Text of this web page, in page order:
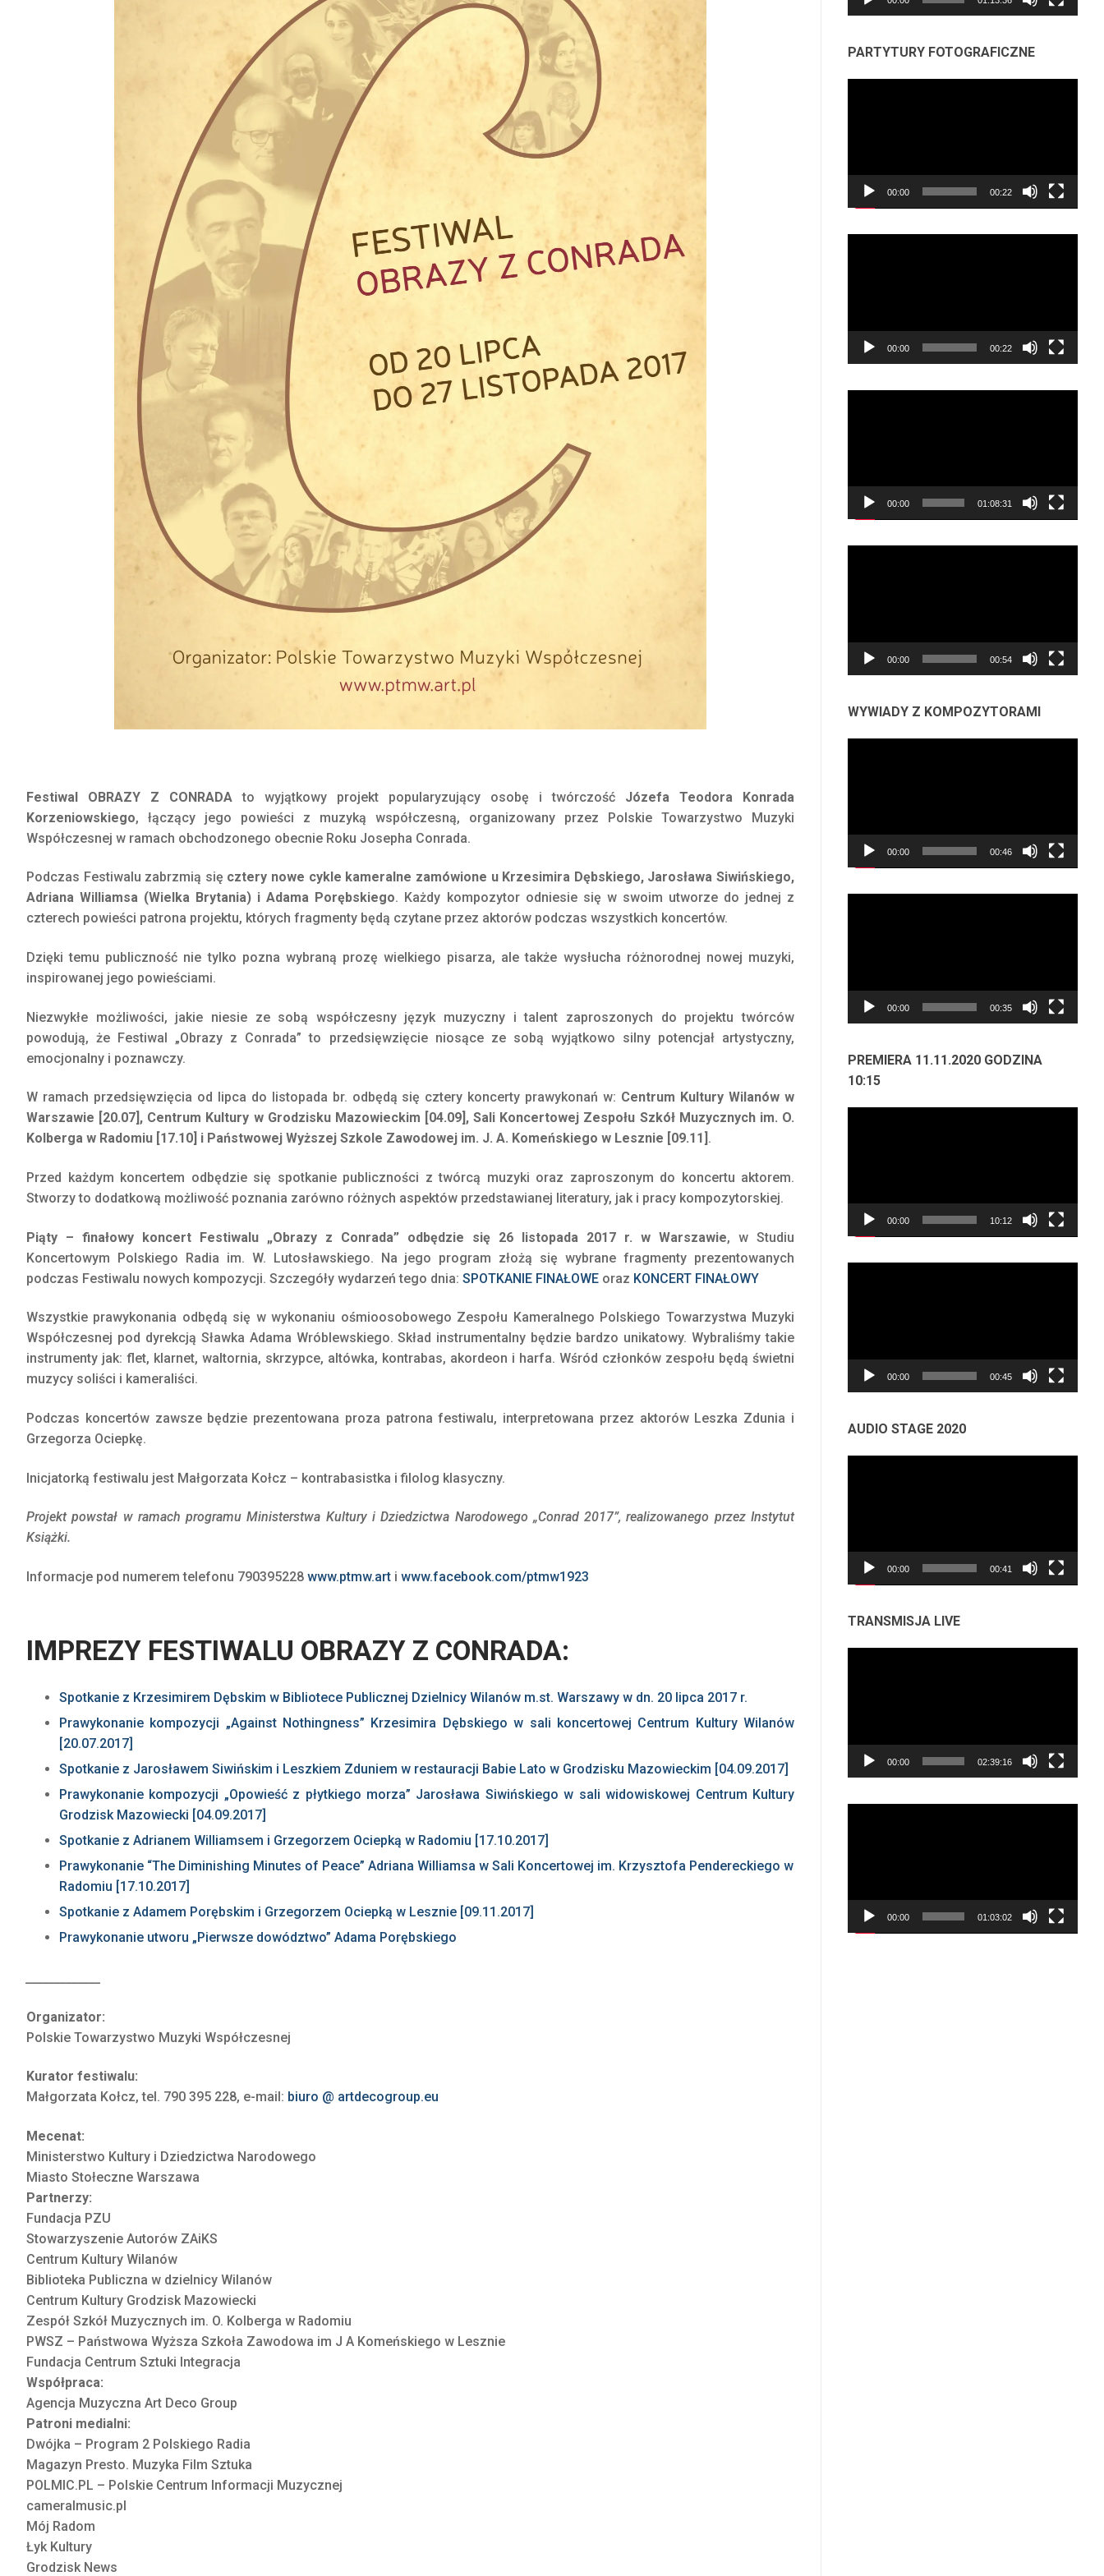
Festiwal OBRAZY Z CONRADA to wyjątkowy projekt popularyzujący osobę i twórczość Józefa Teodora Konrada
Korzeniowskiego, łączący jego powieści z muzyką współczesną, organizowany przez Polskie Towarzystwo Muzyki
Współczesnej w ramach obchodzonego obecnie Roku Josepha Conrada.
Podczas Festiwalu zabrzmią się cztery nowe cykle kameralne zamówione u Krzesimira Dębskiego, Jarosława Siwińskiego,
Adriana Williamsa (Wielka Brytania) i Adama Porębskiego. Każdy kompozytor odniesie się w swoim utworze do jednej z
czterech powieści patrona projektu, których fragmenty będą czytane przez aktorów podczas wszystkich koncertów.
Dzięki temu publiczność nie tylko pozna wybraną prozę wielkiego pisarza, ale także wysłucha różnorodnej nowej muzyki,
inspirowanej jego powieściami.
Niezwykłe możliwości, jakie niesie ze sobą współczesny język muzyczny i talent zaproszonych do projektu twórców
powodują, że Festiwal „Obrazy z Conrada” to przedsięwzięcie niosące ze sobą wyjątkowo silny potencjał artystyczny,
emocjonalny i poznawczy.
W ramach przedsięwzięcia od lipca do listopada br. odbędą się cztery koncerty prawykonań w: Centrum Kultury Wilanów w
Warszawie [20.07], Centrum Kultury w Grodzisku Mazowieckim [04.09], Sali Koncertowej Zespołu Szkół Muzycznych im. O.
Kolberga w Radomiu [17.10] i Państwowej Wyższej Szkole Zawodowej im. J. A. Komeńskiego w Lesznie [09.11] .
Przed każdym koncertem odbędzie się spotkanie publiczności z twórcą muzyki oraz zaproszonym do koncertu aktorem.
Stworzy to dodatkową możliwość poznania zarówno różnych aspektów przedstawianej literatury, jak i pracy kompozytorskiej.
Piąty – finałowy koncert Festiwalu „Obrazy z Conrada” odbędzie się 26 listopada 2017 r. w Warszawie, w Studiu
Koncertowym Polskiego Radia im. W. Lutosławskiego. Na jego program złożą się wybrane fragmenty prezentowanych
podczas Festiwalu nowych kompozycji. Szczegóły wydarzeń tego dnia: SPOTKANIE FINAŁOWE oraz KONCERT FINAŁOWY
Wszystkie prawykonania odbędą się w wykonaniu ośmioosobowego Zespołu Kameralnego Polskiego Towarzystwa Muzyki
Współczesnej pod dyrekcją Sławka Adama Wróblewskiego. Skład instrumentalny będzie bardzo unikatowy. Wybraliśmy takie
instrumenty jak: flet, klarnet, waltornia, skrzypce, altówka, kontrabas, akordeon i harfa. Wśród członków zespołu będą świetni
muzycy soliści i kameraliści.
Podczas koncertów zawsze będzie prezentowana proza patrona festiwalu, interpretowana przez aktorów Leszka Zdunia i
Grzegorza Ociepkę.
Inicjatorką festiwalu jest Małgorzata Kołcz – kontrabasistka i filolog klasyczny.
Projekt powstał w ramach programu Ministerstwa Kultury i Dziedzictwa Narodowego „Conrad 2017”, realizowanego przez Instytut
Książki.
Informacje pod numerem telefonu 790395228 www.ptmw.art i www.facebook.com/ptmw1923
IMPREZY FESTIWALU OBRAZY Z CONRADA:
Spotkanie z Krzesimirem Dębskim w Bibliotece Publicznej Dzielnicy Wilanów m.st. Warszawy w dn. 20 lipca 2017 r.
Prawykonanie kompozycji „Against Nothingness” Krzesimira Dębskiego w sali koncertowej Centrum Kultury Wilanów
[20.07.2017]
Spotkanie z Jarosławem Siwińskim i Leszkiem Zduniem w restauracji Babie Lato w Grodzisku Mazowieckim [04.09.2017]
Prawykonanie kompozycji „Opowieść z płytkiego morza” Jarosława Siwińskiego w sali widowiskowej Centrum Kultury
Grodzisk Mazowiecki [04.09.2017]
Spotkanie z Adrianem Williamsem i Grzegorzem Ociepką w Radomiu [17.10.2017]
Prawykonanie “The Diminishing Minutes of Peace” Adriana Williamsa w Sali Koncertowej im. Krzysztofa Pendereckiego w
Radomiu [17.10.2017]
Spotkanie z Adamem Porębskim i Grzegorzem Ociepką w Lesznie [09.11.2017]
Prawykonanie utworu „Pierwsze dowództwo” Adama Porębskiego
Organizator:
Polskie Towarzystwo Muzyki Współczesnej
Kurator festiwalu:
Małgorzata Kołcz, tel. 790 395 228, e-mail: biuro @ artdecogroup.eu
Mecenat:
Ministerstwo Kultury i Dziedzictwa Narodowego
Miasto Stołeczne Warszawa
Partnerzy:
Fundacja PZU
Stowarzyszenie Autorów ZAiKS
Centrum Kultury Wilanów
Biblioteka Publiczna w dzielnicy Wilanów
Centrum Kultury Grodzisk Mazowiecki
Zespół Szkół Muzycznych im. O. Kolberga w Radomiu
PWSZ – Państwowa Wyższa Szkoła Zawodowa im J A Komeńskiego w Lesznie
Fundacja Centrum Sztuki Integracja
Współpraca:
Agencja Muzyczna Art Deco Group
Patroni medialni:
Dwójka – Program 2 Polskiego Radia
Magazyn Presto. Muzyka Film Sztuka
POLMIC.PL – Polskie Centrum Informacji Muzycznej
cameralmusic.pl
Mój Radom
Łyk Kultury
Grodzisk News
PARTYTURY FOTOGRAFICZNE
00:00 00:22
00:00 00:22
00:00 01:08:31
00:00 00:54
WYWIADY Z KOMPOZYTORAMI
00:00 00:46
00:00 00:35
PREMIERA 11.11.2020 GODZINA
10:15
00:00 10:12
00:00 00:45
AUDIO STAGE 2020
00:00 00:41
TRANSMISJA LIVE
00:00 02:39:16
00:00 01:03:02